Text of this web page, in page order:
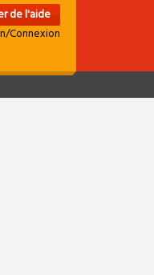
de l'aide
Connexion